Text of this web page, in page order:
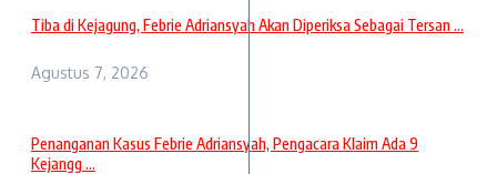
Tiba di Kejagung, Febrie Adriansyah Akan Diperiksa Sebagai Tersan ...
Agustus 7, 2026
Penanganan Kasus Febrie Adriansyah, Pengacara Klaim Ada 9
Kejangg ...